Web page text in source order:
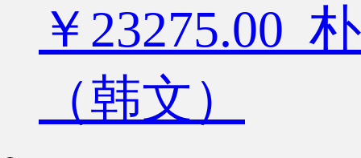
￥23275.00
（韩文）